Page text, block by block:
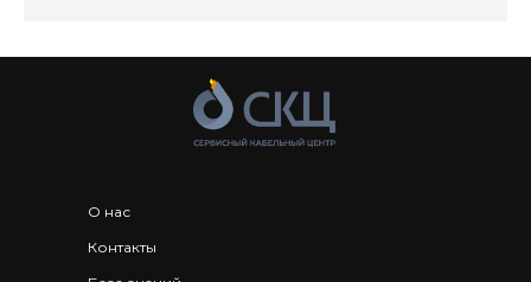
О нас
Контакты